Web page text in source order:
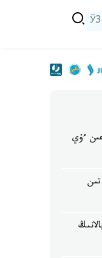
ЎЗ
ءۇي